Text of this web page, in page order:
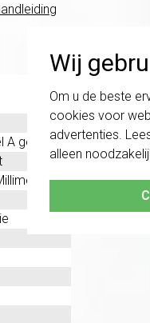
Wij
Om u de beste
cookies voor
advertenties.
alleen
A gewogen